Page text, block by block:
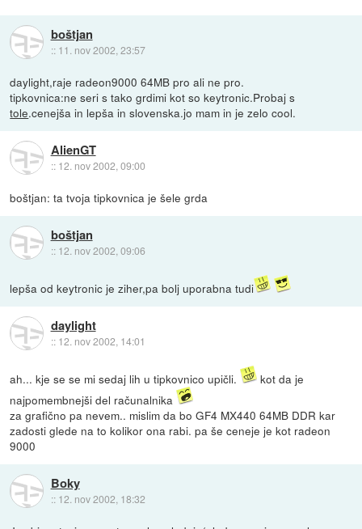
boštjan
:: 11. nov 2002, 23:57
daylight,raje radeon9000 64MB pro ali ne pro.
tipkovnica:ne seri s tako grdimi kot so keytronic.Probaj s
tole.cenejša in lepša in slovenska.jo mam in je zelo cool.
AlienGT
:: 12. nov 2002, 09:00
boštjan: ta tvoja tipkovnica je šele grda
boštjan
:: 12. nov 2002, 09:06
lepša od keytronic je ziher,pa bolj uporabna tudi
daylight
:: 12. nov 2002, 14:01
ah... kje se se mi sedaj lih u tipkovnico upičli.
kot da je
najpomembnejši del računalnika
za grafično pa nevem.. mislim da bo GF4 MX440 64MB DDR kar
zadosti glede na to kolikor ona rabi. pa še ceneje je kot radeon
9000
Boky
:: 12. nov 2002, 18:32